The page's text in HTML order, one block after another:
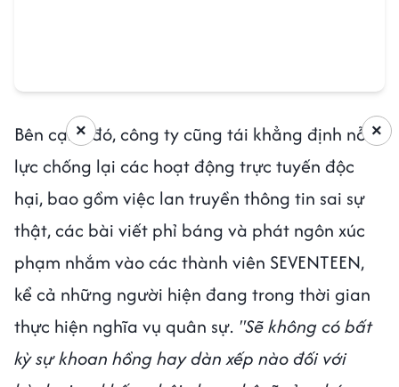
Bên cạnh đó, công ty cũng tái khẳng định nỗ
lực chống lại các hoạt động trực tuyến độc
hại, bao gồm việc lan truyền thông tin sai sự
thật, các bài viết phỉ báng và phát ngôn xúc
phạm nhắm vào các thành viên SEVENTEEN,
kể cả những người hiện đang trong thời gian
thực hiện nghĩa vụ quân sự. "Sẽ không có bất
kỳ sự khoan hồng hay dàn xếp nào đối với
×
×